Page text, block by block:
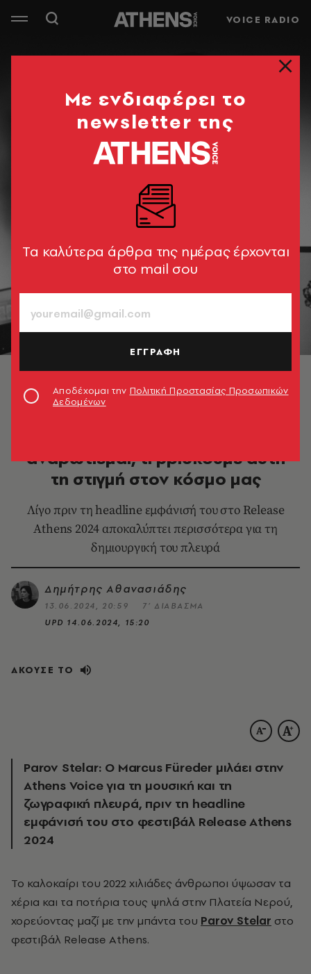
VOICE RADIO
© Tanja Schalling
αναρωτιέμαι, τι βρίσκουμε αυτή
τη στιγμή στον κόσμο μας
Λίγο πριν τη headline εμφάνισή του στο Release
Athens 2024 αποκαλύπτει περισσότερα για τη
δημιουργική του πλευρά
Δημήτρης Αθανασιάδης
13.06.2024, 20:59
7’ ΔΙΑΒΑΣΜΑ
UPD 14.06.2024, 15:20
ΑΚΟΥΣΕ ΤΟ
Parov Stelar: Ο Marcus Füreder μιλάει στην
Athens Voice για τη μουσική και τη
ζωγραφική πλευρά, πριν τη headline
εμφάνισή του στο φεστιβάλ Release Athens
2024
Το καλοκαίρι του 2022 χιλιάδες άνθρωποι ύψωσαν τα
χέρια και τα ποτήρια τους ψηλά στην Πλατεία Νερού,
χορεύοντας μαζί με την μπάντα του Parov Stelar στο
φεστιβάλ Release Athens.
Mε ενδιαφέρει το
newsletter της
Tα καλύτερα άρθρα της ημέρας έρχονται
στο mail σου
ΕΓΓΡΑΦΗ
Αποδέχομαι την Πολιτική Προστασίας Προσωπικών
Δεδομένων